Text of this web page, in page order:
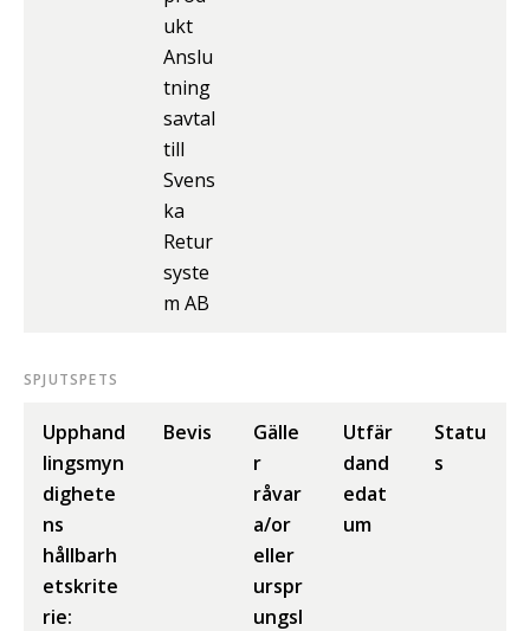
ukt
Anslu
tning
savtal
till
Svens
ka
Retur
syste
m AB
SPJUTSPETS
Upphand
lingsmyn
dighete
ns
hållbarh
etskrite
rie:
Bevis
Gälle
r
råvar
a/or
eller
urspr
ungsl
Utfär
dand
edat
um
Statu
s